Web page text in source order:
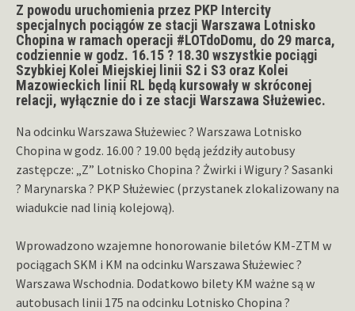
Z powodu uruchomienia przez PKP Intercity
specjalnych pociągów ze stacji Warszawa Lotnisko
Chopina w ramach operacji #LOTdoDomu, do 29 marca,
codziennie w godz. 16.15 ? 18.30 wszystkie pociągi
Szybkiej Kolei Miejskiej linii S2 i S3 oraz Kolei
Mazowieckich linii RL będą kursowały w skróconej
relacji, wyłącznie do i ze stacji Warszawa Służewiec.
Na odcinku Warszawa Służewiec ? Warszawa Lotnisko
Chopina w godz. 16.00 ? 19.00 będą jeździły autobusy
zastępcze: „Z” Lotnisko Chopina ? Żwirki i Wigury ? Sasanki
? Marynarska ? PKP Służewiec (przystanek zlokalizowany na
wiadukcie nad linią kolejową).
Wprowadzono wzajemne honorowanie biletów KM-ZTM w
pociągach SKM i KM na odcinku Warszawa Służewiec ?
Warszawa Wschodnia. Dodatkowo bilety KM ważne są w
autobusach linii 175 na odcinku Lotnisko Chopina ?